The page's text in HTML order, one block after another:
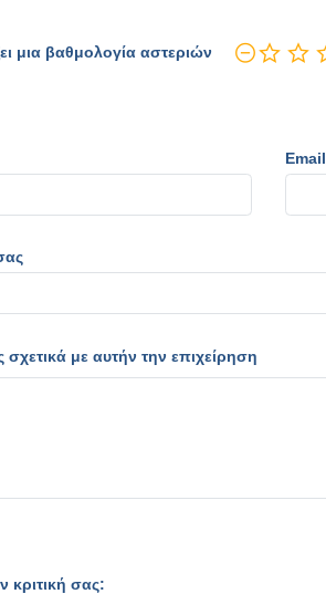
μια βαθμολογία αστεριών
Email
με αυτήν την επιχείρηση
κριτική σας: